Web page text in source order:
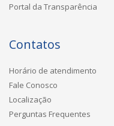
Portal da Transparência
Contatos
Horário de atendimento
Fale Conosco
Localização
Perguntas Frequentes